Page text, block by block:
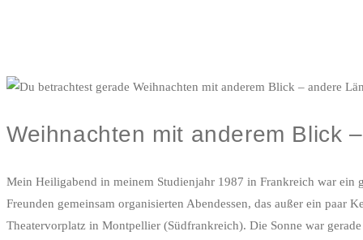
Weihnachten mit anderem Blick
Mein Heiligabend in meinem Studienjahr 1987 in Frankreich war ein
Freunden gemeinsam organisierten Abendessen, das außer ein
Theatervorplatz in Montpellier (Südfrankreich). Die Sonne war